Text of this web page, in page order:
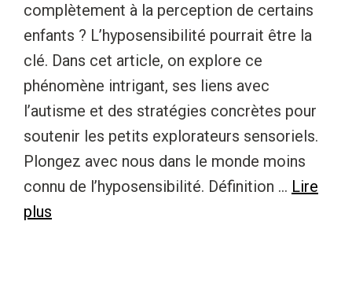
complètement à la perception de certains
enfants ? L’hyposensibilité pourrait être la
clé. Dans cet article, on explore ce
phénomène intrigant, ses liens avec
l’autisme et des stratégies concrètes pour
soutenir les petits explorateurs sensoriels.
Plongez avec nous dans le monde moins
connu de l’hyposensibilité. Définition … Lire
plus